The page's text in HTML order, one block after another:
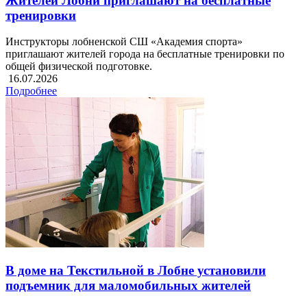
тренировки
Инструкторы лобненской СШ «Академия спорта»
приглашают жителей города на бесплатные тренировки по
общей физической подготовке.
16.07.2026
Подробнее
В доме на Текстильной в Лобне установили
подъемник для маломобильных жителей